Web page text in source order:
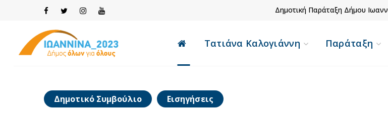
Δημοτική Παράταξη Δήμου
Τατιάνα Καλογιάννη Παράταξη
Δημοτικό Συμβούλιο Εισηγήσεις